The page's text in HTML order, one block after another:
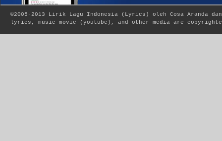
©2005-2013 Lirik Lagu Indonesia ( Lyrics ) oleh Cosa Aranda
lyrics, music movie (youtube), and other media are